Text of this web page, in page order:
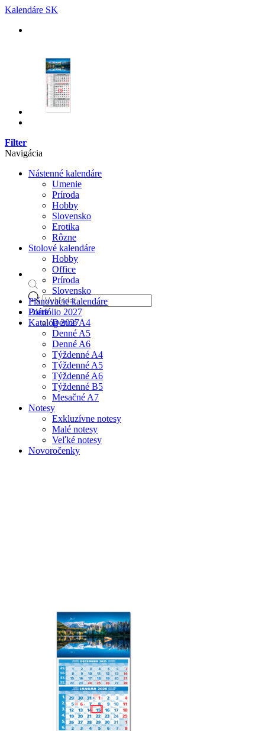
Skip
content
Kalendáre SK
Products
search
Portfólio 2027
Katalóg 2027
Filter
Navigácia
Nástenné kalendáre
Umenie
Príroda
Hobby
Slovensko
Erotika
Rôzne
Stolové kalendáre
Hobby
Office
Príroda
Slovensko
Plánovacie kalendáre
Diáre
Denné A4
Denné A5
Denné A6
Týždenné A4
Týždenné A5
Týždenné A6
Týždenné B5
Mesačné A7
Notesy
Exkluzívne notesy
Malé notesy
Veľké notesy
Novoročenky